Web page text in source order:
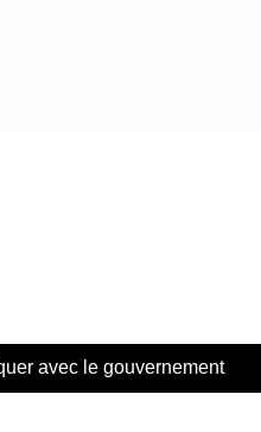
avec le gouvernement